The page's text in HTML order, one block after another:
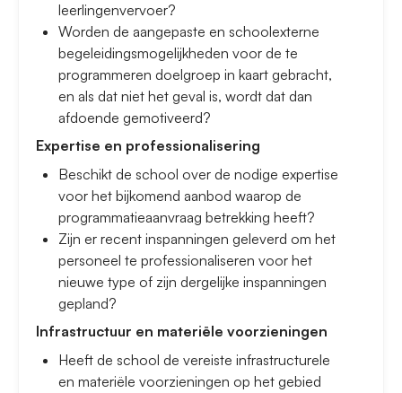
leerlingenvervoer?
Worden de aangepaste en schoolexterne
begeleidingsmogelijkheden voor de te
programmeren doelgroep in kaart gebracht,
en als dat niet het geval is, wordt dat dan
afdoende gemotiveerd?
Expertise en professionalisering
Beschikt de school over de nodige expertise
voor het bijkomend aanbod waarop de
programmatieaanvraag betrekking heeft?
Zijn er recent inspanningen geleverd om het
personeel te professionaliseren voor het
nieuwe type of zijn dergelijke inspanningen
gepland?
Infrastructuur en materiële voorzieningen
Heeft de school de vereiste infrastructurele
en materiële voorzieningen op het gebied